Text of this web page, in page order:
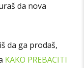
da nova
da ga prodaš,
KAKO PREBACITI